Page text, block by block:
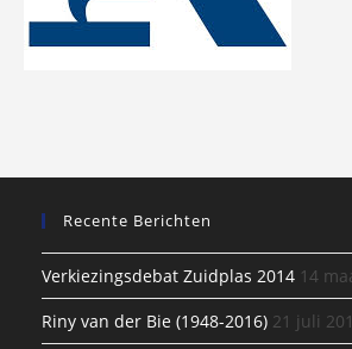
Recente Berichten
Verkiezingsdebat Zuidplas 2014 14
Riny van der Bie (1948-2016) 21 juli